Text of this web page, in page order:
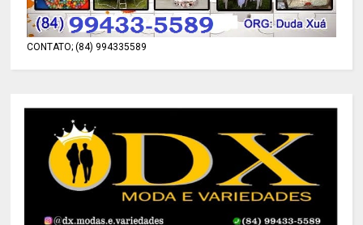
CONTATO; (84) 994335589